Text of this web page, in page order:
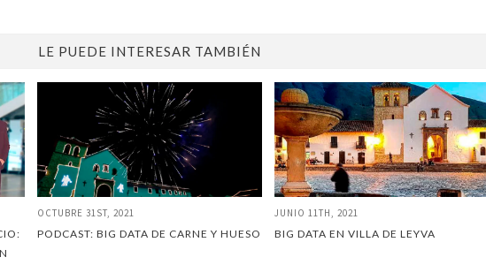
LE PUEDE INTERESAR TAMBIÉN
OCTUBRE 31ST, 2021
PODCAST: BIG DATA DE CARNE Y HUESO
JUNIO 11TH, 2021
BIG DATA EN VILLA DE LEYVA